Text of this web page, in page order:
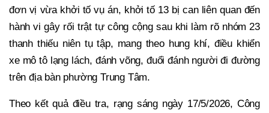
đơn vị vừa khởi tố vụ án, khởi tố 13 bị can liên quan đến
hành vi gây rối trật tự công cộng sau khi làm rõ nhóm 23
thanh thiếu niên tụ tập, mang theo hung khí, điều khiển
xe mô tô lạng lách, đánh võng, đuổi đánh người đi đường
trên địa bàn phường Trung Tâm.
Theo kết quả điều tra, rạng sáng ngày 17/5/2026, Công